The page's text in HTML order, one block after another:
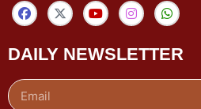
DAILY NEWSLETTER